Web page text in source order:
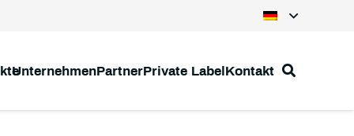
UnternehmenPartnerPrivate LabelKontakt